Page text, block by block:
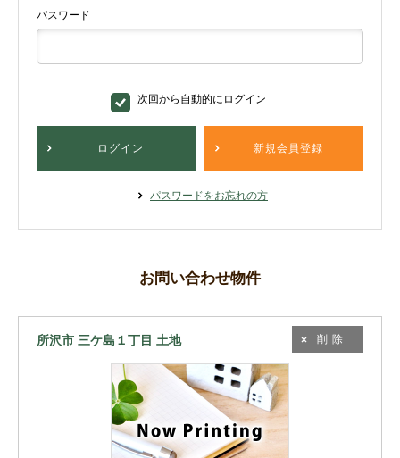
パスワード
次回から自動的にログイン
ログイン 新規会員登録
パスワードをお忘れの方
お問い合わせ物件
所沢市 三ケ島１丁目 土地 削除